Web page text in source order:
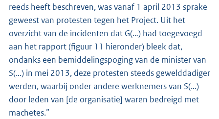
reeds heeft beschreven, was vanaf 1 april 2013 sprake
geweest van protesten tegen het Project. Uit het
overzicht van de incidenten dat G(…) had toegevoegd
aan het rapport (figuur 11 hieronder) bleek dat,
ondanks een bemiddelingspoging van de minister van
S(…) in mei 2013, deze protesten steeds gewelddadiger
werden, waarbij onder andere werknemers van S(…)
door leden van [de organisatie] waren bedreigd met
machetes.”